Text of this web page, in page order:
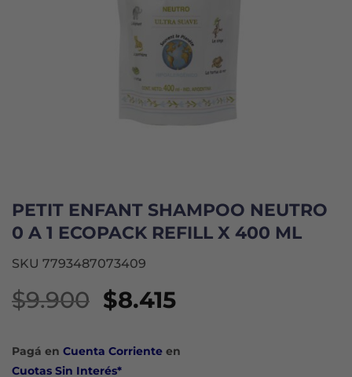
PETIT ENFANT SHAMPOO NEUTRO
0 A 1 ECOPACK REFILL X 400 ML
SKU 7793487073409
$9.900 El
original
era:
$8.415El
actual
Pagá en Cuenta Corriente en
Cuotas Sin Interés*